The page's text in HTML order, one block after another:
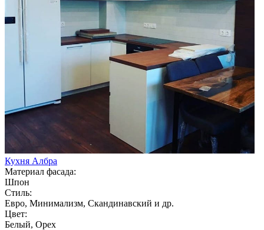
Кухня Албра
Материал фасада:
Шпон
Стиль:
Евро, Минимализм, Скандинавский и др.
Цвет:
Белый, Орех